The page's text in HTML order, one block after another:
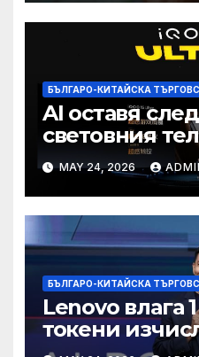
БЪЛГАРО-КИТАЙСКА
AI оставя
световния
MAY 24, 2026
БЪЛГАРО-КИТАЙСКА
Lenovo влага
токени
мощност в AI